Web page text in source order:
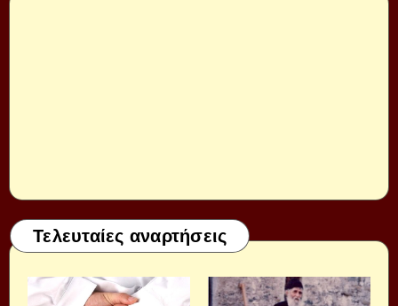
Τελευταίες αναρτήσεις